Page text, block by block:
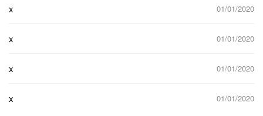
x 01/01/2020
x 01/01/2020
x 01/01/2020
x 01/01/2020